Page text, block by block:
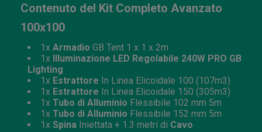
Contenuto del Kit Completo Avanzato
100x100
1x Armadio GB Tent 1 x 1 x 2m
1x Illuminazione LED Regolabile 240W PRO GB
Lighting
1x Estrattore In Linea Elicoidale 100 (107m3)
1x Estrattore In Linea Elicoidale 150 (305m3)
1x Tubo di Alluminio Flessibile 102 mm 5m
1x Tubo di Alluminio Flessibile 152 mm 5m
1x Spina Iniettata + 1.3 metri di Cavo